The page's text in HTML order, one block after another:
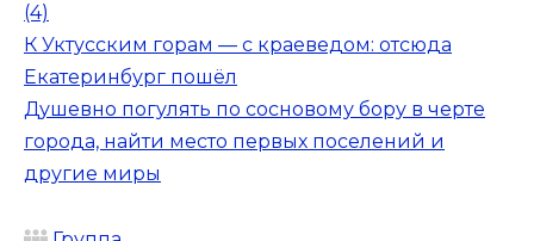
(4)
К Уктусским горам — с краеведом: отсюда
Екатеринбург пошёл
Душевно погулять по сосновому бору в черте
города, найти место первых поселений и
другие миры